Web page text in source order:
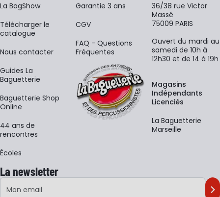
La BagShow
​Télécharger le
catalogue
Nous contacter
Guides La
Baguetterie
Baguetterie Shop
Online
44 ans de
rencontres
Écoles
Garantie 3 ans
CGV
FAQ - Questions
Fréquentes
36/38 rue Victor
Massé
75009 PARIS
Ouvert du mardi au
samedi de 10h à
12h30 et de 14 à 19h
Magasins
Indépendants
Licenciés
La Baguetterie
Marseille
La newsletter
Adresse e-mail